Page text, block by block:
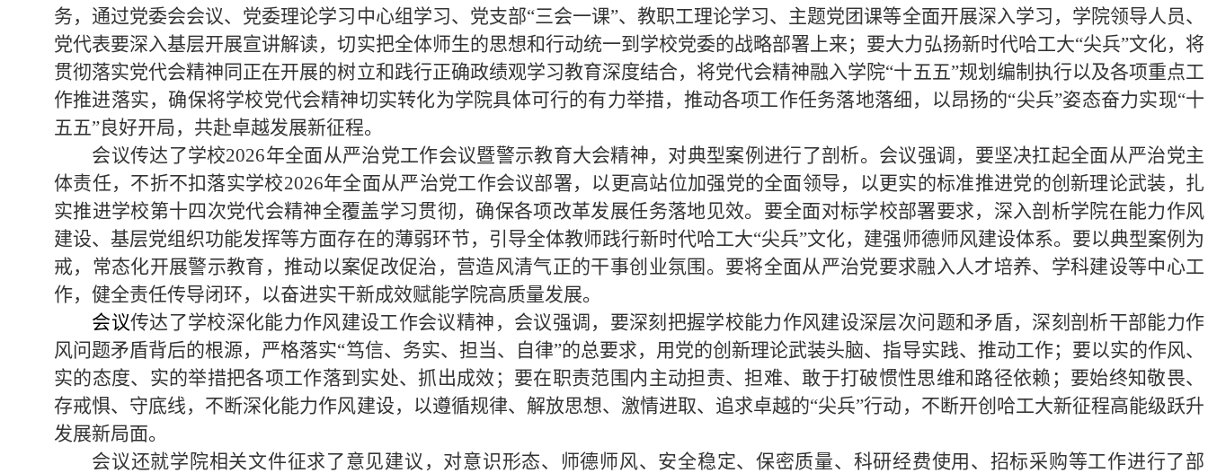
务，通过党委会会议、党委理论学习中心组学习、党支部“三会一课”、教职工理论学习、主题党团课等全面开展深入学习，学院领导人员、
党代表要深入基层开展宣讲解读，切实把全体师生的思想和行动统一到学校党委的战略部署上来；要大力弘扬新时代哈工大“尖兵”文化，将
贯彻落实党代会精神同正在开展的树立和践行正确政绩观学习教育深度结合，将党代会精神融入学院“十五五”规划编制执行以及各项重点工
作推进落实，确保将学校党代会精神切实转化为学院具体可行的有力举措，推动各项工作任务落地落细，以昂扬的“尖兵”姿态奋力实现“十
五五”良好开局，共赴卓越发展新征程。
会议传达了学校2026年全面从严治党工作会议暨警示教育大会精神，对典型案例进行了剖析。会议强调， 要坚决扛起全面从严治党主
体责任，不折不扣落实学校2026年全面从严治党工作会议部署，以更高站位加强党的全面领导， 以更实的标准推进党的创新理论武装， 扎
实推进学校第十四次党代会精神全覆盖学习贯彻，确保各项改革发展任务落地见效。要全面对标学校部署要求，深入剖析学院在能力作风
建设、基层党组织功能发挥等方面存在的薄弱环节，引导全体教师践行新时代哈工大“尖兵”文化，建强师德师风建设体系。要以典型案例为
戒，常态化开展警示教育，推动以案促改促治，营造风清气正的干事创业氛围。要将全面从严治党要求融入人才培养、学科建设等中心工
作，健全责任传导闭环，以奋进实干新成效赋能学院高质量发展。
会议传达了学校深化能力作风建设工作会议精神 ， 会议强调 ，要深刻把握学校能力作风建设深层次问题和矛盾，深刻剖析干部能力作
风问题矛盾背后的根源，严格落实“笃信、务实、担当、自律”的总要求，用党的创新理论武装头脑、指导实践、推动工作；要以实的作风、
实的态度、实的举措把各项工作落到实处、抓出成效；要在职责范围内主动担责、担难、敢于打破惯性思维和路径依赖；要始终知敬畏、
存戒惧、守底线，不断深化能力作风建设，以遵循规律、解放思想、激情进取、追求卓越的“尖兵”行动，不断开创哈工大新征程高能级跃升
发展新局面。
会议还就学院相关文件征求了意见建议，对意识形态、师德师风、安全稳定、保密质量、科研经费使用、招标采购等工作进行了部